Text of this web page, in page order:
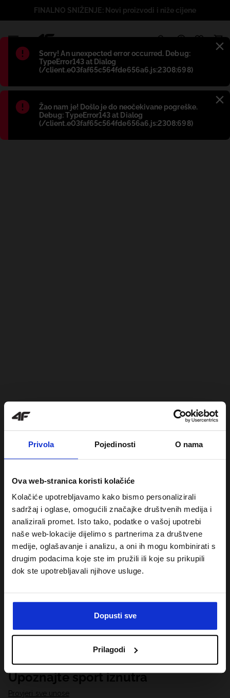
Privola Pojedinosti O nama
Ova web-stranica koristi kolačiće
Kolačiće upotrebljavamo kako bismo personalizirali
sadržaj i oglase, omogućili značajke društvenih medija i
analizirali promet. Isto tako, podatke o vašoj upotrebi
naše web-lokacije dijelimo s partnerima za društvene
medije, oglašavanje i analizu, a oni ih mogu kombinirati s
drugim podacima koje ste im pružili ili koje su prikupili
dok ste upotrebljavali njihove usluge.
Dopusti sve
Prilagodi
Błąd:
Sorry! An unexpected error occurred. Debug:
TypeError143 at Dialog
(/client.e03faf65c564fde656a6.js:2308:698)
Błąd:
Žao nam je! Došlo je do neočekivane pogreške.
Debug: TypeError143 at Dialog
(/client.e03faf65c564fde656a6.js:2308:698)
FINALNO SNIŽENJE: Novi proizvodi i niže cijene
Upoznajte sport iznutra
Provjeri sve unose